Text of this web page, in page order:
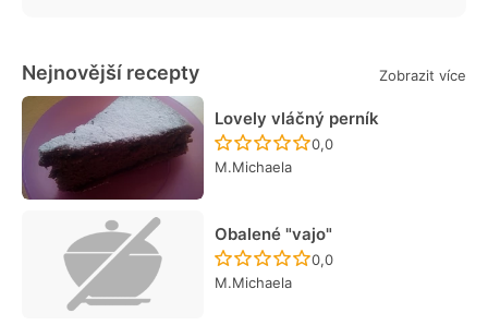
Nejnovější recepty Zobrazit více
Lovely vláčný perník
Recept ještě nebyl
0,0
M.Michaela
Obalené "vajo"
Recept ještě nebyl
0,0
M.Michaela